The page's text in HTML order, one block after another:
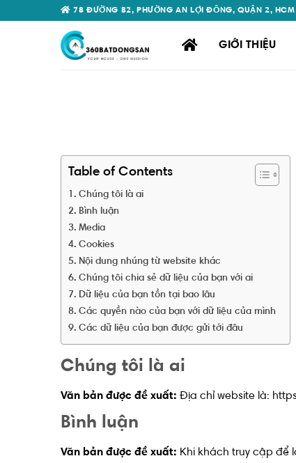
78 ĐƯỜNG B2, PHƯỜNG AN LỢI ĐÔNG, QUẬN 2, HCM
GIỚI THIỆU
Table of Contents
Chúng tôi là ai
Bình luận
Media
Cookies
Nội dung nhúng từ website khác
Chúng tôi chia sẻ dữ liệu của bạn với ai
Dữ liệu của bạn tồn tại bao lâu
Các quyền nào của bạn với dữ liệu của mình
Các dữ liệu của bạn được gửi tới đâu
Chúng tôi là ai
Văn bản được đề xuất: Địa chỉ website là:
Bình luận
Văn bản được đề xuất: Khi khách truy cập để